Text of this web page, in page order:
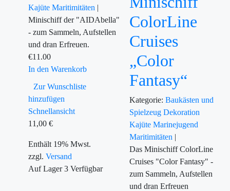
Kajüte Maritimitäten |
Minischiff der "AIDAbella"
- zum Sammeln, Aufstellen
und dran Erfreuen.
€11.00
In den Warenkorb
Zur Wunschliste
hinzufügen
Schnellansicht
11,00 €
Enthält 19% Mwst.
zzgl. Versand
Auf Lager3 Verfügbar
ColorLine
Cruises
„Color
Fantasy“
Kategorie: Baukästen und
Spielzeug Dekoration
Kajüte Marinejugend
Maritimitäten |
Das Minischiff ColorLine
Cruises "Color Fantasy" -
zum Sammeln, Aufstellen
und dran Erfreuen